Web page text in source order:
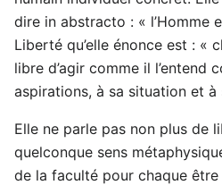
dire in abstracto : « l’Homme
Liberté qu’elle énonce est : «
libre d’agir comme il l’entend
aspirations, à sa situation et à
Elle ne parle pas non plus de
quelconque sens
de la faculté pour chaque